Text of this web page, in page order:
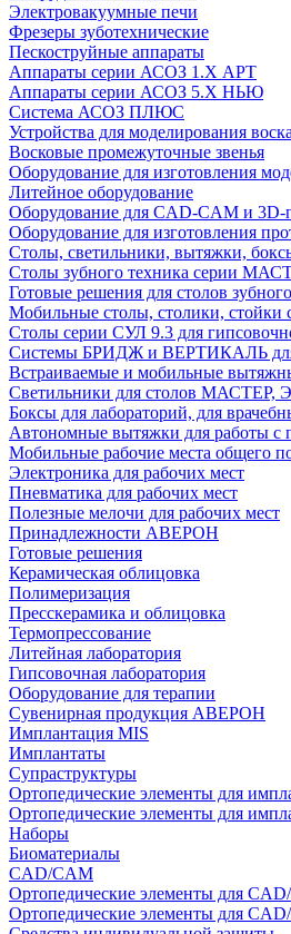
Электровакуумные печи
Фрезеры зуботехнические
Пескоструйные аппараты
Аппараты серии АСОЗ 1.Х АРТ
Аппараты серии АСОЗ 5.Х НЬЮ
Система АСОЗ ПЛЮС
Устройства для моделирования
Восковые промежуточные звенья
Оборудование для изготовления
Литейное оборудование
Оборудование для CAD-CAM и 3D-
Оборудование для изготовления
Cтолы, светильники, вытяжки,
Столы зубного техника серии
Готовые решения для столов
Мобильные столы, столики,
Столы серии СУЛ 9.3 для
Системы БРИДЖ и ВЕРТИКАЛЬ для
Встраиваемые и мобильные
Светильники для столов МАСТЕР,
Боксы для лабораторий, для
Автономные вытяжки для работы
Мобильные рабочие места общего
Электроника для рабочих мест
Пневматика для рабочих мест
Полезные мелочи для рабочих мест
Принадлежности АВЕРОН
Готовые решения
Керамическая облицовка
Полимеризация
Пресскерамика и облицовка
Термопрессование
Литейная лаборатория
Гипсовочная лаборатория
Оборудование для терапии
Сувенирная продукция АВЕРОН
Имплантация MIS
Имплантаты
Супраструктуры
Ортопедические элементы для
Ортопедические элементы для
Наборы
Биоматериалы
CAD/CAM
Ортопедические элементы для
Ортопедические элементы для